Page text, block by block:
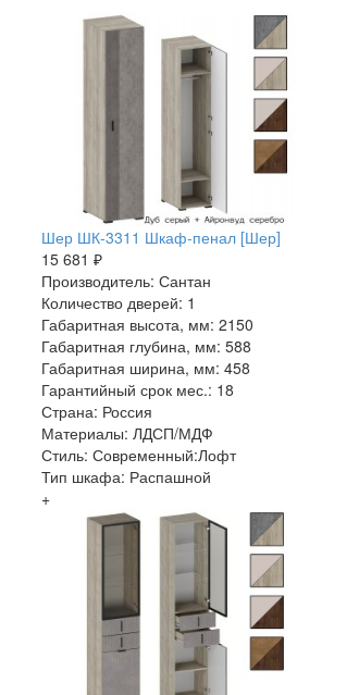
Шер ШК-3311 Шкаф-пенал [Шер]
15 681 ₽
Производитель: Сантан
Количество дверей: 1
Габаритная высота, мм: 2150
Габаритная глубина, мм: 588
Габаритная ширина, мм: 458
Гарантийный срок мес.: 18
Страна: Россия
Материалы: ЛДСП/МДФ
Стиль: Современный:Лофт
Тип шкафа: Распашной
+